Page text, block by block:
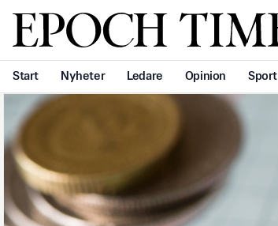
Svenska Epoch Times
Start Nyheter Ledare Opinion Sport